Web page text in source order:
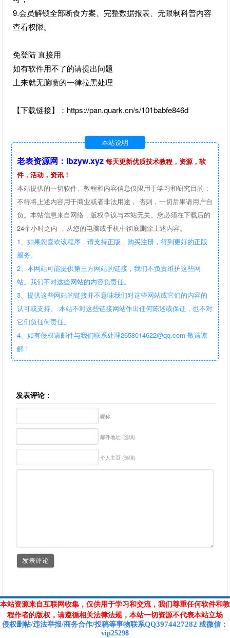
9.会员解锁全部断食方案、完整数据报表、无限制科普内容
查看权限。
免登陆 直接用
如有软件用不了的请提出问题
上来就无脑喷的一律拉黑处理
【下载链接】：https://pan.quark.cn/s/101babfe846d
本站说明
老表资源网：lbzyw.xyz 每天更新优质技术教程，资源，软
件，活动，资讯！
本站提供的一切软件、教程和内容信息仅限用于学习和研究目的；
不得将上述内容用于商业或者非法用途， 否则，一切后果请用户自
负。本站信息来自网络，版权争议与本站无关。您必须在下载后的
24个小时之内 ，从您的电脑或手机中彻底删除上述内容。
1、如果您喜欢该程序，请支持正版，购买注册，得到更好的正版
服务。
2、本网站可能提供第三方网站的链接，我们不负责维护这些网
站。我们不对这些网站的内容负责任。
3、提供这些网站的链接并不意味我们对这些网站或它们的内容的
认可或支持。 本站不对这些链接网站作出任何陈述或保证，也不对
它们负任何责任。
4、如有侵权请邮件与我们联系处理2658014622@qq.com 敬请谅
解！
发表评论：
昵称
邮件地址 (选填)
个人主页 (选填)
本站资源来自互联网收集，仅供用于学习和交流，我们尊重任何软件和教
程作者的版权，请遵循相关法律法规，本站一切资源不代表本站立场
侵权删帖/违法举报/商务合作/投稿等事物联系QQ3974427282 或微信 ：
vip25298